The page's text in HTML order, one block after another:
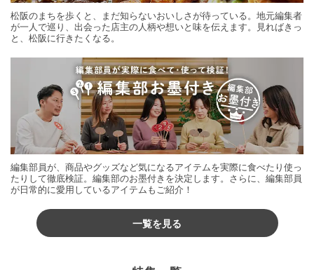
松阪のまちを歩くと、まだ知らないおいしさが待っている。地元編集者
が一人で巡り、出会った店主の人柄や想いと味を伝えます。見ればきっ
と、松阪に行きたくなる。
編集部員が、商品やグッズなど気になるアイテムを実際に食べたり使っ
たりして徹底検証。編集部のお墨付きを決定します。さらに、編集部員
が日常的に愛用しているアイテムもご紹介！
一覧を見る